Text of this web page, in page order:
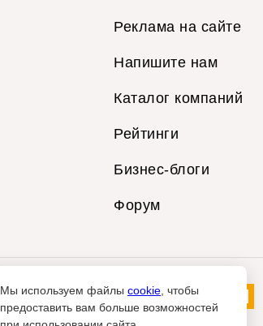
Реклама на сайте
Напишите нам
Каталог компаний
Рейтинги
Бизнес-блоги
Форум
Мы используем файлы cookie , чтобы
предоставить вам больше возможностей